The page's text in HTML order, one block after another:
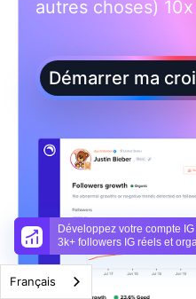
Développez votre compte
3k+ followers IG réels et
autres choses)
Démarrer ma
Français